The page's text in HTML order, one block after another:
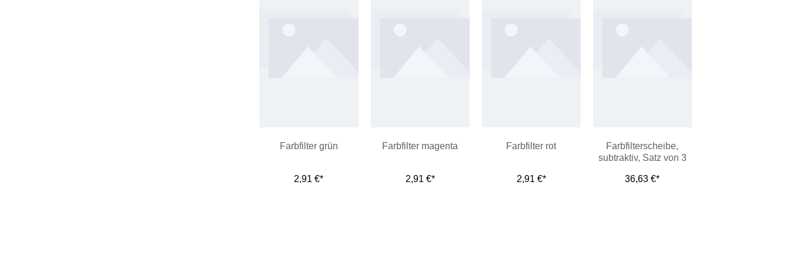
Farbfilter grün
2,91 €*
Farbfilter magenta
2,91 €*
Farbfilter rot
2,91 €*
Farbfilterscheibe,
subtraktiv, Satz von 3
36,63 €*